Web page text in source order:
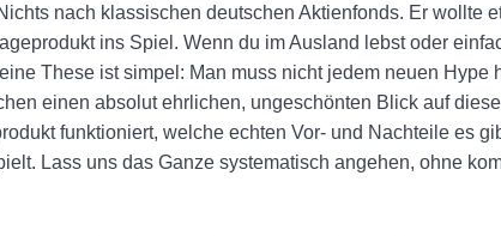
nach klassischen deutschen Aktienfonds. Er wollte
ins Spiel. Wenn du im Ausland lebst oder
These ist simpel: Man muss nicht jedem neuen Hype
einen absolut ehrlichen, ungeschönten Blick auf
funktioniert, welche echten Vor- und Nachteile es
Lass uns das Ganze systematisch angehen, ohne